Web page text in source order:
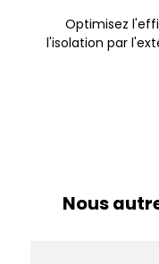
Optimisez
l'isolation par
Nous